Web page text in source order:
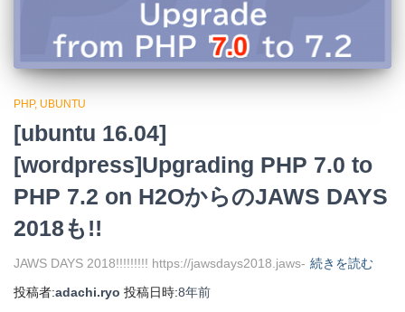
PHP UBUNTU
[ubuntu 16.04]
[wordpress]Upgrading PHP 7.0 to
PHP 7.2 on H2OからのJAWS DAYS
2018も!!
JAWS DAYS 2018!!!!!!!!! https://jawsdays2018.jaws- 続きを読む
投稿者:adachi.ryo 投稿日時:8年前